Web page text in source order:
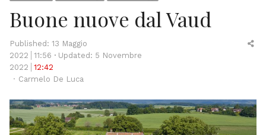
Buone nuove dal Vaud
Published: 13 Maggio
2022
11:56
Updated: 5 Novembre
2022
12:42
Author
Carmelo De Luca